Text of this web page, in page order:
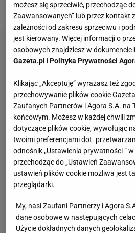
Peszko.
możesz się sprzeciwić, przechodząc
Zaawansowanych” lub przez kontakt
zależności od zakresu sprzeciwu i
jest kierowany. Więcej informacji o
osobowych znajdziesz w dokumencie
Gazeta.pl iPolityka Prywatności
Klikając „Akceptuję” wyrażasz też
przechowywanie plików cookie
Zaufanych Partnerów i Agora S.A. na
końcowym. Możesz w każdej chwili
dotyczące plików cookie, wywołując
twoimi preferencjami dot.
odnośnik „Ustawienia prywatności ”
przechodząc do „Ustawień
ustawień plików cookie możliwa jest
przeglądarki.
My, nasi Zaufani Partnerzy i Agora
dane osobowe w następujących
Użycie dokładnych danych